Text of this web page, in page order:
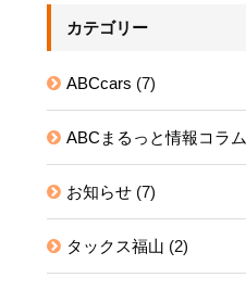
カテゴリー
ABCcars (7)
ABCまるっと情報コラム
お知らせ(7)
タックス福山 (2)